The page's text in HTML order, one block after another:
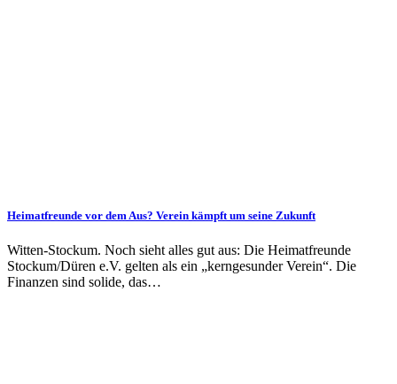
Heimatfreunde vor dem Aus? Verein kämpft um seine Zukunft
Witten-Stockum. Noch sieht alles gut aus: Die Heimatfreunde
Stockum/Düren e.V. gelten als ein „kerngesunder Verein“. Die
Finanzen sind solide, das…